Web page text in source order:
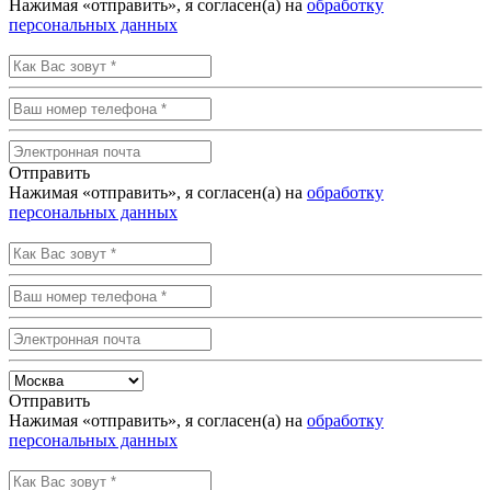
Нажимая «отправить», я согласен(а) на обработку
персональных данных
Отправить
Нажимая «отправить», я согласен(а) на обработку
персональных данных
Отправить
Нажимая «отправить», я согласен(а) на обработку
персональных данных